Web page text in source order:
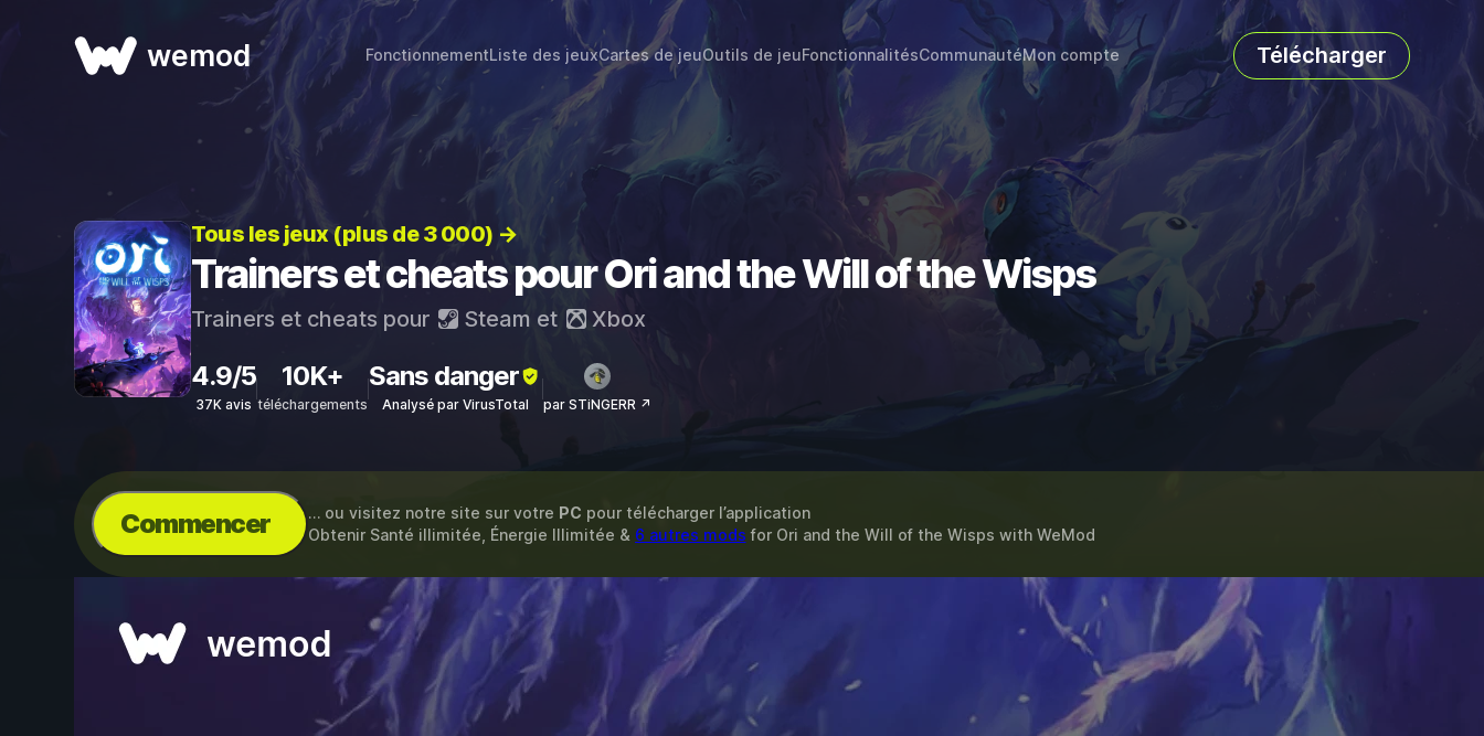
wemod FonctionnementListe des jeuxCartes de jeuOutils de jeuFonctionnalitésCommunautéMon compte Télécharger
Tous les jeux (plus de 3 000) →
Trainers et cheats pour Ori and the Will of the Wisps
Trainers et cheats pour Steam et Xbox
4.9/5
37K avis
10K+
téléchargements
Sans danger
Analysé par VirusTotal par STiNGERR ↗
Commencer … ou visitez notre site sur votre PC pour télécharger l’application
Obtenir Santé illimitée, Énergie Illimitée & 6 autres mods for Ori and the Will of the Wisps with WeMod